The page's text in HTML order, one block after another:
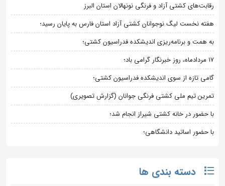
رقابت‌های کشتی آزاد و فرنگی نونهالان استان البرز
هفته نخست لیگ نوجوانان کشتی آزاد استان فارس به پایان رسید؛
به همت و برنامه‌ریزی اندیشکده فدراسیون کشتی؛
۱۷ مردادماه، روز خبرنگار گرامی باد؛
گامی تازه از سوی اندیشکده فدراسیون کشتی؛
تمرین تیم ملی کشتی فرنگی جوانان (گزارش تصویری)
با حضور در خانه کشتی شیراز انجام شد؛
با حضور اساتید دانشگاهی؛
دسته بندی ها